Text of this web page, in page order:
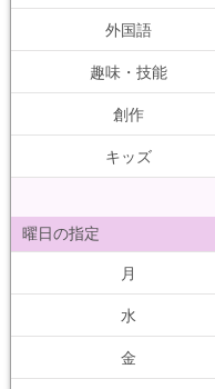
外国語
趣味・技能
創作
キッズ
曜日の指定
月
水
金